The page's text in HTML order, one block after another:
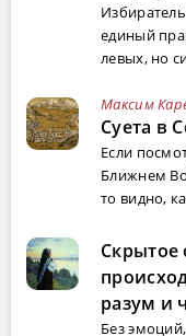
единый
левых, но
Максим
Суета в
Если
Ближнем
то видно,
Скрытое
разум и
Без